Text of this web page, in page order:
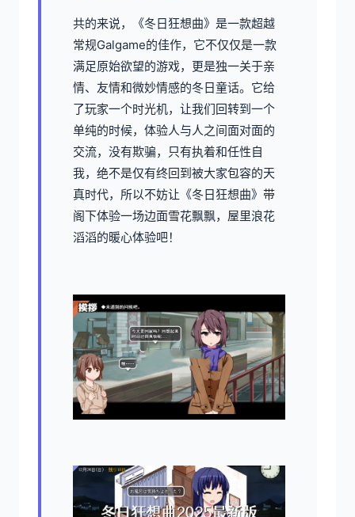
共的来说，《冬日狂想曲》是一款​​超越
常规Galgame的佳作​​，它不仅仅是一款
满足原始欲望的游戏，更是独一关于亲
情、友情和微妙情感的冬日童话。它给
了玩家一个时光机，让我们回转到一个
单纯的时候，体验人与人之间面对面的
交流，没有欺骗，只有执着和任性自
我，绝不是仅有终回到被大家包容的天
真时代，所以不妨让《冬日狂想曲》带
阁下体验一场​​边面雪花飘飘，屋里浪花
滔滔​​的暖心体验吧！